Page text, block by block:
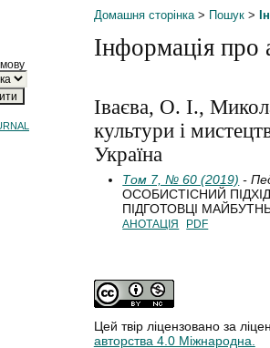
Домашня сторінка> Пошук>
Інформація про
Іваєва, О. І.,
культури і
Україна
Том 7, № 60 (2019) -
ОСОБИСТІСНИЙ
ПІДГОТОВЦІ
АНОТАЦІЯ PDF
Цей твір ліцензовано за
авторства 4.0 Міжнародна.